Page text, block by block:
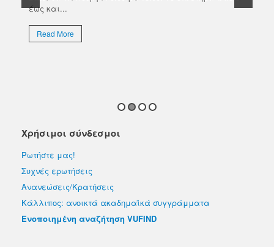
έως και...
Read More
Χρήσιμοι σύνδεσμοι
Ρωτήστε μας!
Συχνές ερωτήσεις
Ανανεώσεις/Κρατήσεις
Κάλλιπος: ανοικτά ακαδημαϊκά συγγράμματα
Ενοποιημένη αναζήτηση VUFIND